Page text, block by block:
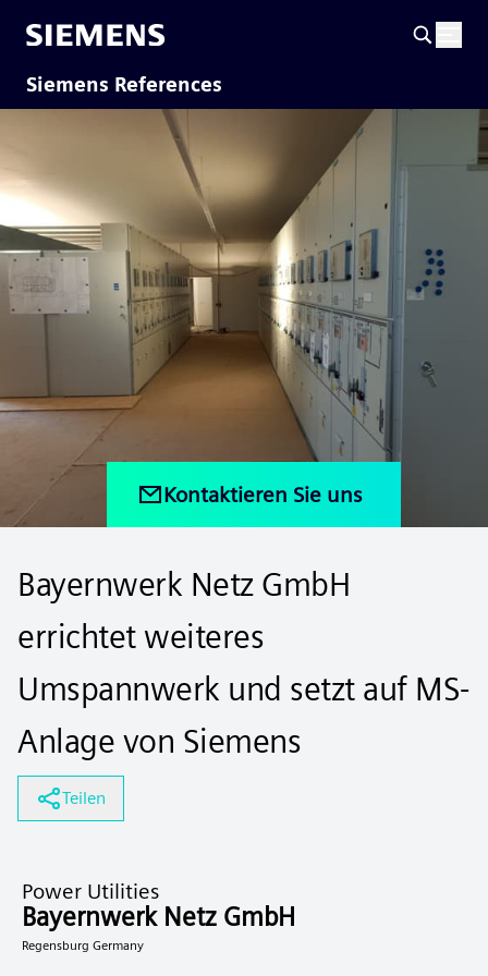
Siemens References
Kontaktieren Sie uns
Bayernwerk Netz GmbH
errichtet weiteres
Umspannwerk und setzt auf MS-
Anlage von Siemens
Teilen
Power Utilities
Bayernwerk Netz GmbH
Regensburg Germany